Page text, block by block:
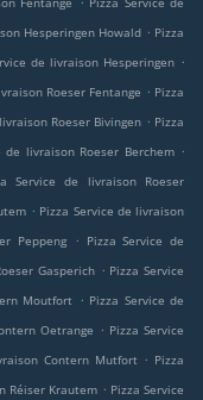
Hesperingen Howald . Pizza
de livraison Hesperingen .
Roeser Fentange . Pizza
Roeser Bivingen . Pizza
de livraison Roeser Berchem .
Service de livraison Roeser
. Pizza Service de livraison
Peppeng . Pizza Service de
Gasperich . Pizza Service
Moutfort . Pizza Service de
Oetrange . Pizza Service
Contern Mutfort . Pizza
Réiser Krautem . Pizza Service